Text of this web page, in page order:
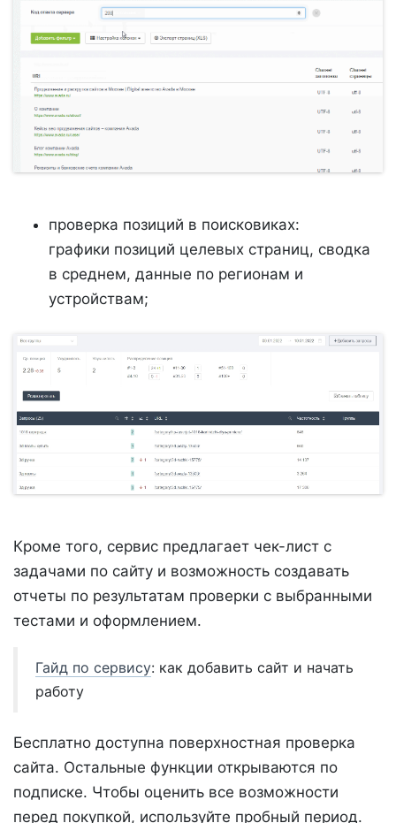
проверка позиций в поисковиках:
графики позиций целевых страниц, сводка
в среднем, данные по регионам и
устройствам;
Кроме того, сервис предлагает чек-лист с
задачами по сайту и возможность создавать
отчеты по результатам проверки с выбранными
тестами и оформлением.
Гайд по сервису: как добавить сайт и начать
работу
Бесплатно доступна поверхностная проверка
сайта. Остальные функции открываются по
подписке. Чтобы оценить все возможности
перед покупкой, используйте пробный период.